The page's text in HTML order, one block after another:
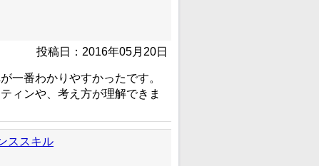
投稿日：2016年05月20日
一番わかりやすかったです。
ィンや、考え方が理解できま
ススキル